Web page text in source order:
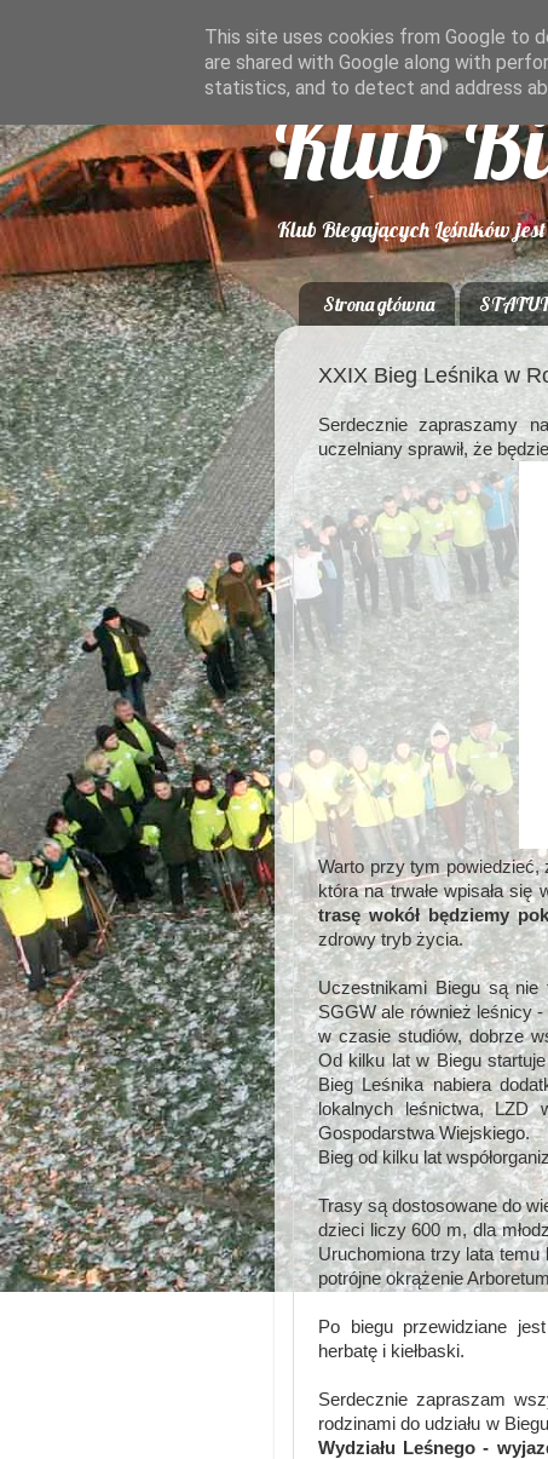
Klub
Klub Biegających Leśników
Strona główna
XXIX Bieg Leśnika w
Serdecznie zapraszamy
uczelniany sprawił, że
Warto przy tym powiedzieć,
która na trwałe wpisała
trasę wokół będziemy
zdrowy tryb życia.
Uczestnikami Biegu są
SGGW ale również leśnicy
w czasie studiów, dobrze
Od kilku lat w Biegu
Bieg Leśnika nabiera
lokalnych leśnictwa, LZD
Gospodarstwa Wiejskiego.
Bieg od kilku lat
Trasy są dostosowane do
dzieci liczy 600 m, dla
Uruchomiona trzy lata temu
potrójne okrążenie
Po biegu przewidziane
herbatę i kiełbaski.
Serdecznie zapraszam
rodzinami do udziału w
Wydziału Leśnego -
This site uses cookies from Google to
are shared with Google along with
statistics, and to detect and address